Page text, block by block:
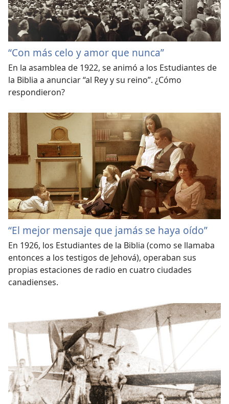
“Con más celo y amor que nunca”
En la asamblea de 1922, se animó a los Estudiantes de
la Biblia a anunciar “al Rey y su reino”. ¿Cómo
respondieron?
“El mejor mensaje que jamás se haya oído”
En 1926, los Estudiantes de la Biblia (como se llamaba
entonces a los testigos de Jehová), operaban sus
propias estaciones de radio en cuatro ciudades
canadienses.